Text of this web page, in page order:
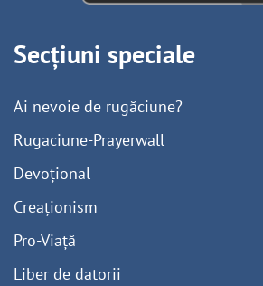
Secțiuni speciale
Ai nevoie de rugăciune?
Rugaciune-Prayerwall
Devoțional
Creaționism
Pro-Viață
Liber de datorii